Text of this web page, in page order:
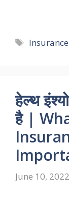
Tags
Insurance
हेल्थ
है |
June 10, 2022